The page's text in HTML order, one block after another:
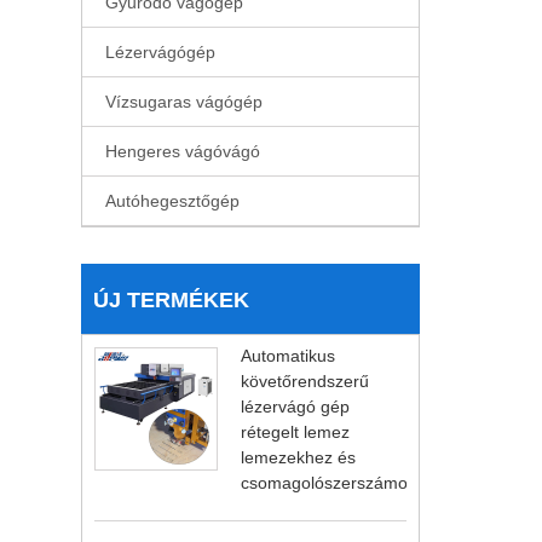
Lézervágógép
Vízsugaras vágógép
Hengeres vágóvágó
Autóhegesztőgép
ÚJ TERMÉKEK
Automatikus
követőrendszerű
lézervágó gép
rétegelt lemez
lemezekhez és
csomagolószerszámokhoz